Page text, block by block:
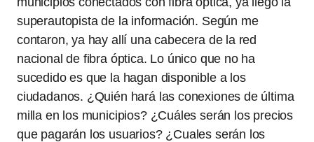
superautopista de la información. Según me
contaron, ya hay allí una cabecera de la red
nacional de fibra óptica. Lo único que no ha
sucedido es que la hagan disponible a los
ciudadanos. ¿Quién hará las conexiones de última
milla en los municipios? ¿Cuáles serán los precios
que pagarán los usuarios? ¿Cuales serán los